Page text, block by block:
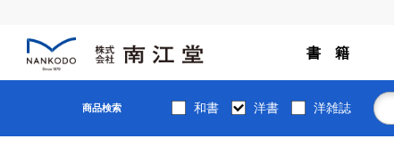
書 籍
商品検索 和書 洋書 洋雑誌